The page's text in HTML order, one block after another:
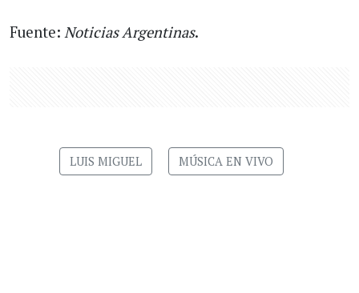
Fuente: Noticias Argentinas.
LUIS MIGUEL MÚSICA EN VIVO